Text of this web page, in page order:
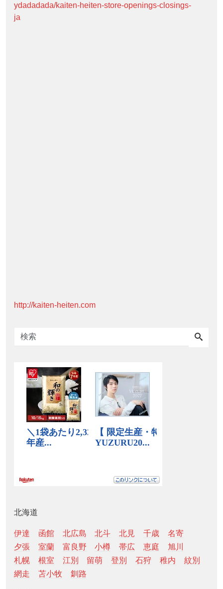
ydadadada/kaiten-heiten-store-openings-closings-
ja
http://kaiten-heiten.com
北海道
伊達 函館 北広島 北斗 北見 千歳
名寄
夕張
室蘭 富良野 小樽 帯広 恵庭
旭川
札幌
根室 江別 留萌 登別 石狩 稚内
紋別
網走
苫小牧 釧路